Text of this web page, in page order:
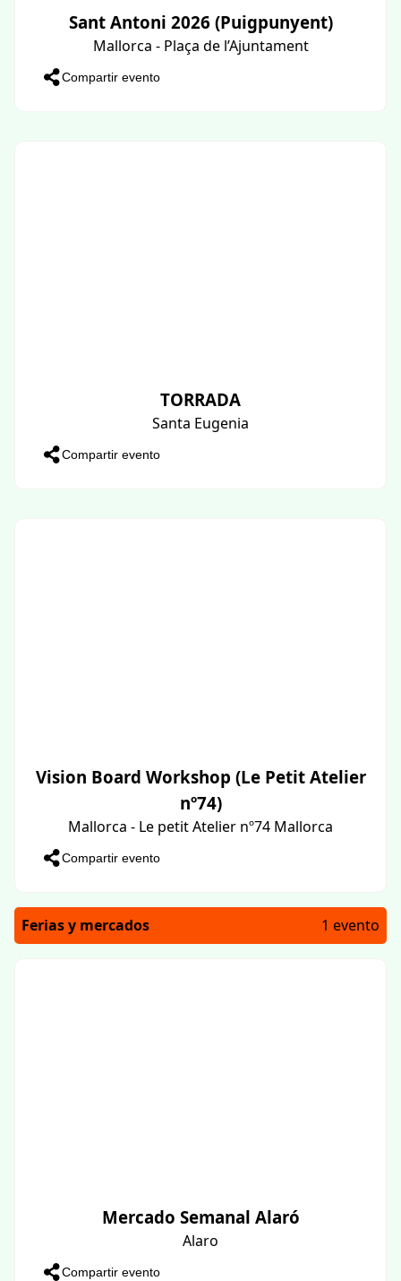
Sant Antoni 2026 (Puigpunyent)
Mallorca - Plaça de l’Ajuntament
Compartir evento
TORRADA
Santa Eugenia
Compartir evento
Vision Board Workshop (Le Petit Atelier
nº74)
Mallorca - Le petit Atelier nº74 Mallorca
Compartir evento
Ferias y mercados 1 evento
Mercado Semanal Alaró
Alaro
Compartir evento